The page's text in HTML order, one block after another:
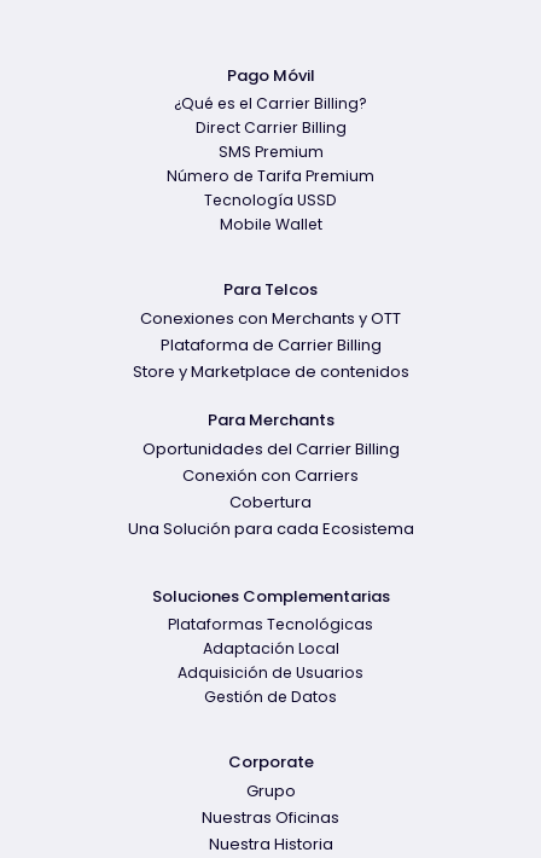
Pago Móvil
¿Qué es el Carrier Billing?
Direct Carrier Billing
SMS Premium
Número de Tarifa Premium
Tecnología USSD
Mobile Wallet
Para Telcos
Conexiones con Merchants y OTT
Plataforma de Carrier Billing
Store y Marketplace de contenidos
Para Merchants
Oportunidades del Carrier Billing
Conexión con Carriers
Cobertura
Una Solución para cada Ecosistema
Soluciones Complementarias
Plataformas Tecnológicas
Adaptación Local
Adquisición de Usuarios
Gestión de Datos
Corporate
Grupo
Nuestras Oficinas
Nuestra Historia